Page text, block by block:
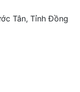
Tân, Tỉnh Đồng